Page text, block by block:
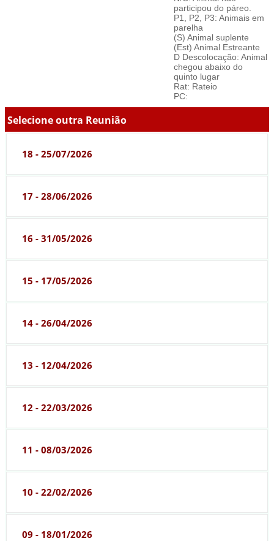
participou do páreo.
P1, P2, P3: Animais em
parelha
(S) Animal suplente
(Est) Animal Estreante
D Descolocação: Animal
chegou abaixo do
quinto lugar
Rat: Rateio
PC:
Selecione outra Reunião
18 - 25/07/2026
17 - 28/06/2026
16 - 31/05/2026
15 - 17/05/2026
14 - 26/04/2026
13 - 12/04/2026
12 - 22/03/2026
11 - 08/03/2026
10 - 22/02/2026
09 - 18/01/2026